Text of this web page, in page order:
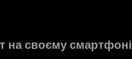
на своєму смартфоні